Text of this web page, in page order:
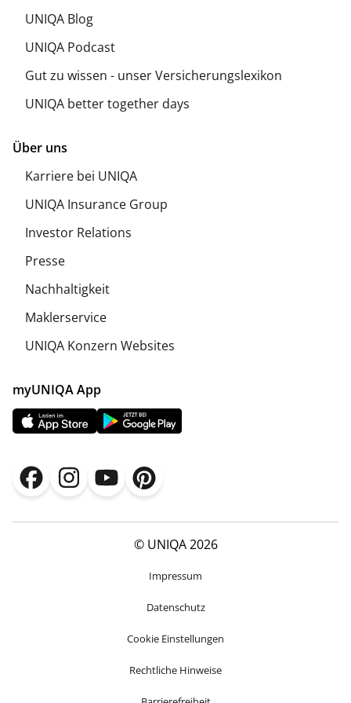
UNIQA Blog
UNIQA Podcast
Gut zu wissen - unser Versicherungslexikon
UNIQA better together days
Über uns
Karriere bei UNIQA
UNIQA Insurance Group
Investor Relations
Presse
Nachhaltigkeit
Maklerservice
UNIQA Konzern Websites
myUNIQA App
© UNIQA 2026
Impressum
Datenschutz
Cookie Einstellungen
Rechtliche Hinweise